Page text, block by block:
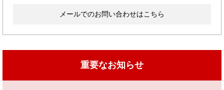
メールでのお問い合わせはこちら
重要なお知らせ